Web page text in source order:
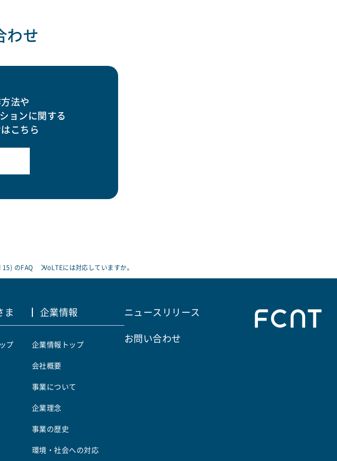
わせ
法や
ョンに関する
こちら
のFAQ VoLTEには対応していますか。
ま
プ
企業情報
企業情報トップ
会社概要
事業について
企業理念
事業の歴史
環境・社会への対応
ニュースリリース
お問い合わせ